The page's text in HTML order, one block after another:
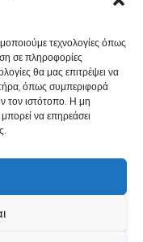
τεχνολογίες όπως
σε πληροφορίες
θα μας επιτρέψει να
όπως συμπεριφορά
τον ιστότοπο. Η μη
να επηρεάσει
1